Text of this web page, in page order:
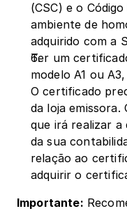
(CSC) e o
ambiente de
adquirido com a
Ter um
modelo A1 ou
O certificado
da loja emissora.
que irá realizar a
da sua
relação ao
adquirir o
Importante: